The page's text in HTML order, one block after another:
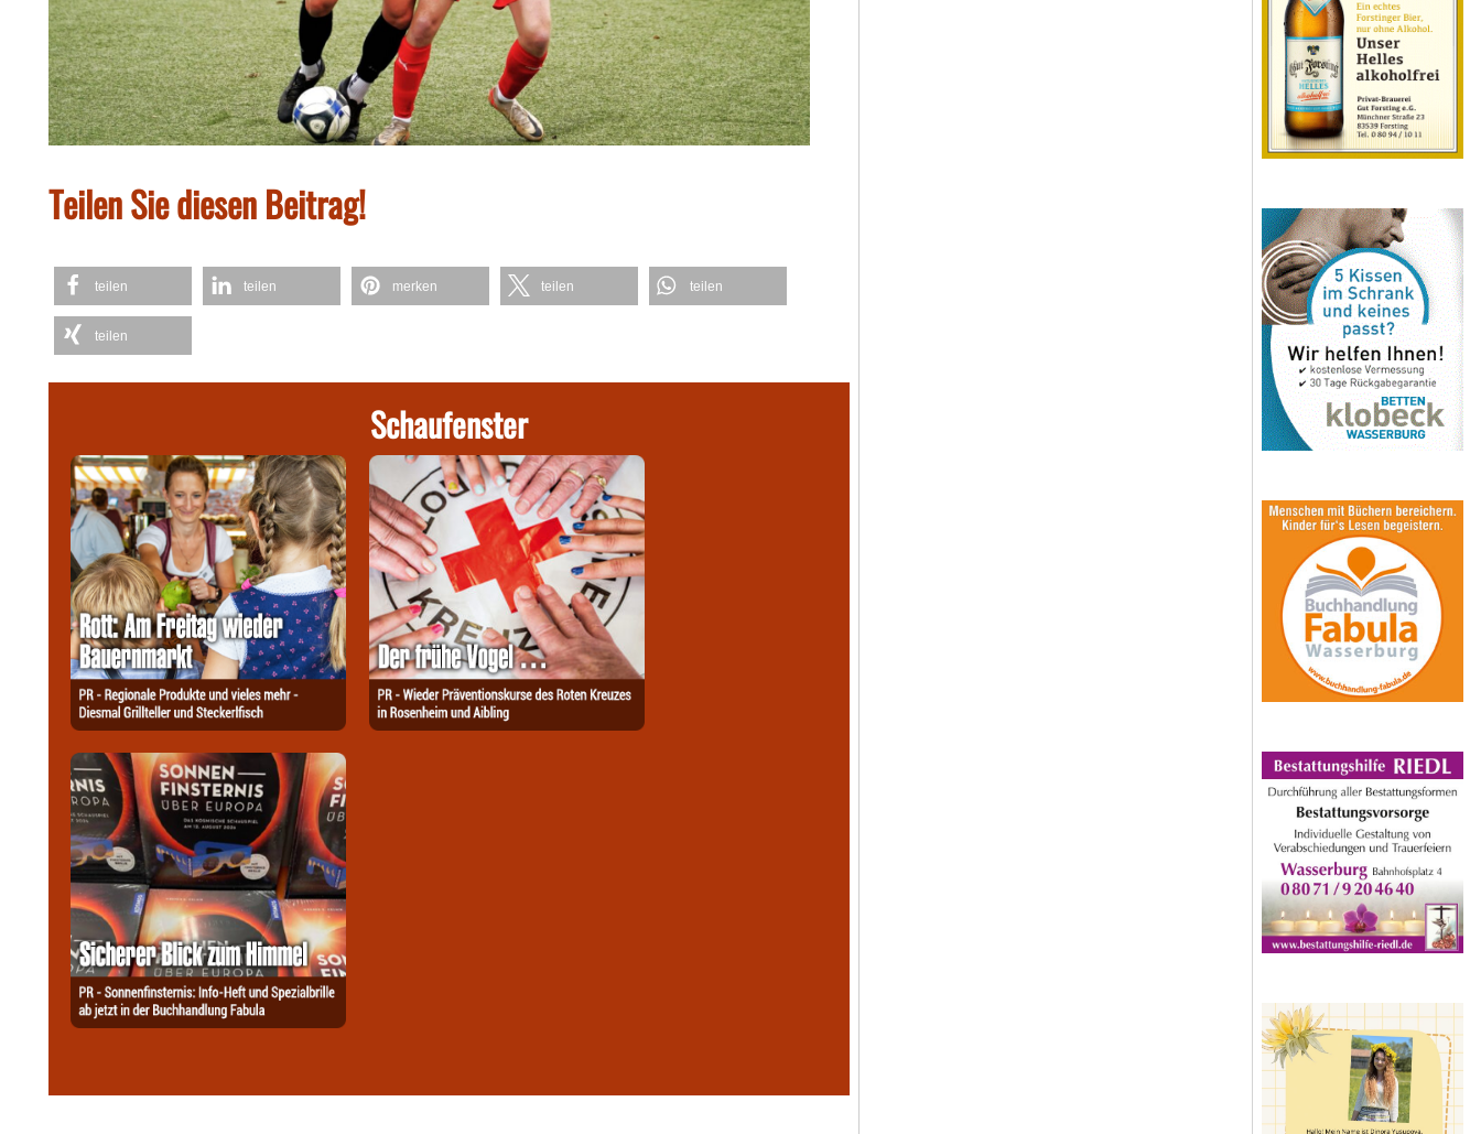
Teilen Sie diesen Beitrag!
teilen teilen merken teilen teilen
teilen
Schaufenster